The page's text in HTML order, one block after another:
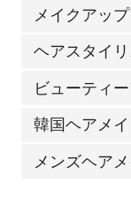
メイクアッ
ヘアスタイリ
ビューティ
韓国ヘアメ
メンズヘア